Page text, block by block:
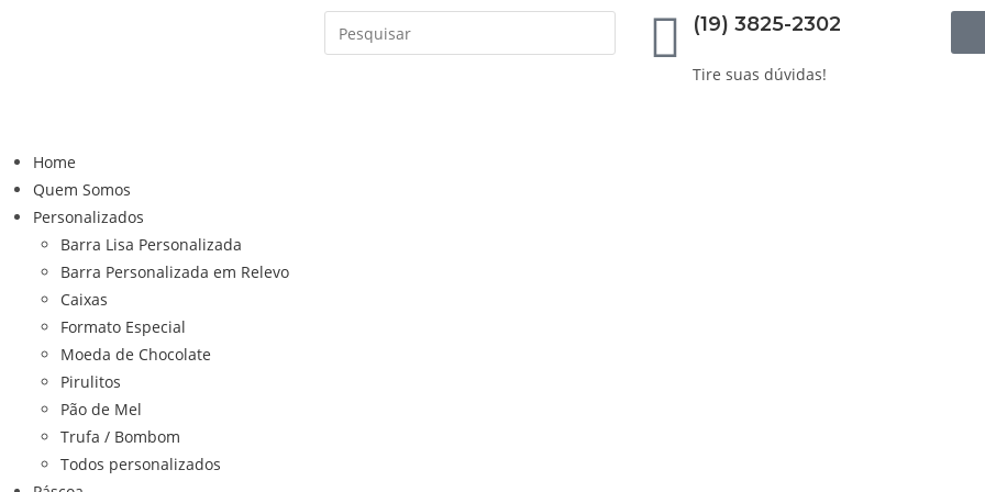
(19) 3825-2302
Tire suas dúvidas!
Home
Quem Somos
Personalizados
Barra Lisa Personalizada
Barra Personalizada em Relevo
Caixas
Formato Especial
Moeda de Chocolate
Pirulitos
Pão de Mel
Trufa / Bombom
Todos personalizados